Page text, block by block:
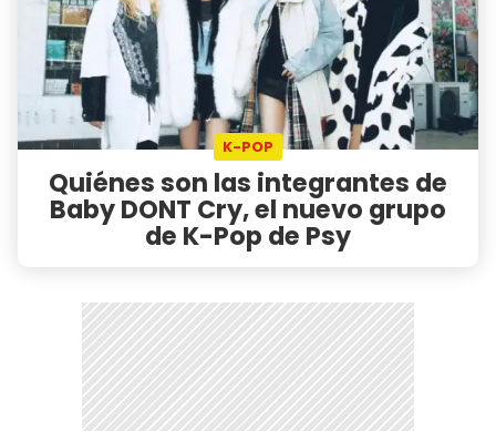
K-POP
Quiénes son las integrantes de
Baby DONT Cry, el nuevo grupo
de K-Pop de Psy